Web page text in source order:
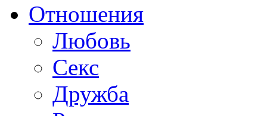
Отношения
Любовь
Секс
Дружба